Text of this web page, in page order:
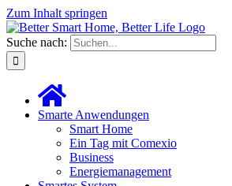
Zum Inhalt springen
Suche nach:
Smarte Anwendungen
Smart Home
Ein Tag mit Comexio
Business
Energiemanagement